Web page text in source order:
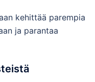
kehittää parempia
ja parantaa